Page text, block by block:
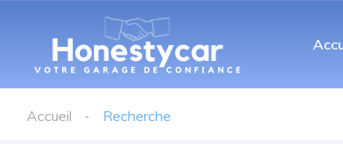
Accueil Recherche